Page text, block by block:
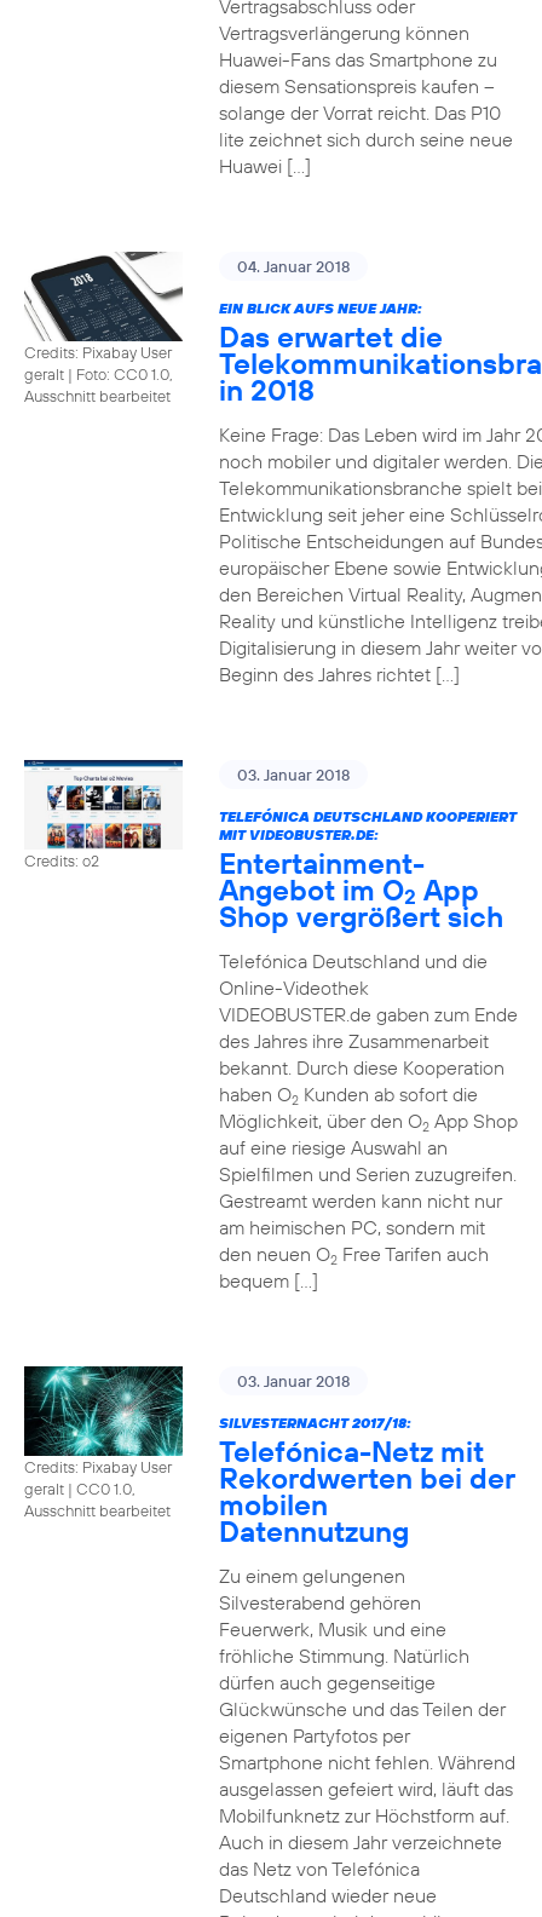
Vertragsabschluss oder
Vertragsverlängerung können
Huawei-Fans das Smartphone zu
diesem Sensationspreis kaufen –
solange der Vorrat reicht. Das P10
lite zeichnet sich durch seine neue
Huawei […]
Credits: Pixabay User
geralt | Foto: CC0 1.0,
Ausschnitt bearbeitet
04. Januar 2018
EIN BLICK AUFS NEUE JAHR:
Das erwartet die
in 2018
Keine Frage: Das Leben wird im Jahr
noch mobiler und digitaler werden.
Telekommunikationsbranche spielt
Entwicklung seit jeher eine
Politische Entscheidungen auf
europäischer Ebene sowie
den Bereichen Virtual Reality,
Reality und künstliche Intelligenz
Digitalisierung in diesem Jahr weiter
Beginn des Jahres richtet […]
Credits: o2
03. Januar 2018
TELEFÓNICA DEUTSCHLAND KOOPERIERT
MIT VIDEOBUSTER.DE:
Entertainment-
Angebot im O2 App
Shop vergrößert sich
Telefónica Deutschland und die
Online-Videothek
VIDEOBUSTER.de gaben zum Ende
des Jahres ihre Zusammenarbeit
bekannt. Durch diese Kooperation
haben O2Kunden ab sofort die
Möglichkeit, über den O2App Shop
auf eine riesige Auswahl an
Spielfilmen und Serien zuzugreifen.
Gestreamt werden kann nicht nur
am heimischen PC, sondern mit
den neuen O2Free Tarifen auch
bequem […]
Credits: Pixabay User
geralt | CC0 1.0,
Ausschnitt bearbeitet
03. Januar 2018
SILVESTERNACHT 2017/18:
Telefónica-Netz mit
Rekordwerten bei der
mobilen
Datennutzung
Zu einem gelungenen
Silvesterabend gehören
Feuerwerk, Musik und eine
fröhliche Stimmung. Natürlich
dürfen auch gegenseitige
Glückwünsche und das Teilen der
eigenen Partyfotos per
Smartphone nicht fehlen. Während
ausgelassen gefeiert wird, läuft das
Mobilfunknetz zur Höchstform auf.
Auch in diesem Jahr verzeichnete
das Netz von Telefónica
Deutschland wieder neue